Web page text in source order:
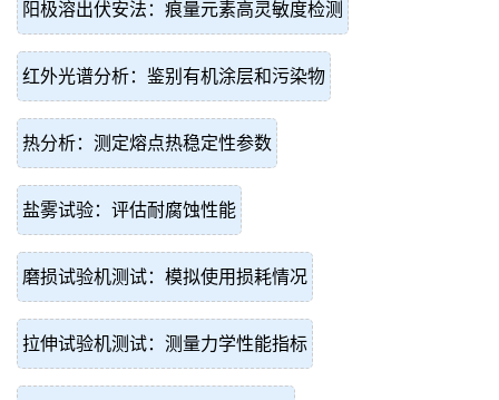
阳极溶出伏安法：痕量元素高灵敏度检测
红外光谱分析：鉴别有机涂层和污染物
热分析：测定熔点热稳定性参数
盐雾试验：评估耐腐蚀性能
磨损试验机测试：模拟使用损耗情况
拉伸试验机测试：测量力学性能指标